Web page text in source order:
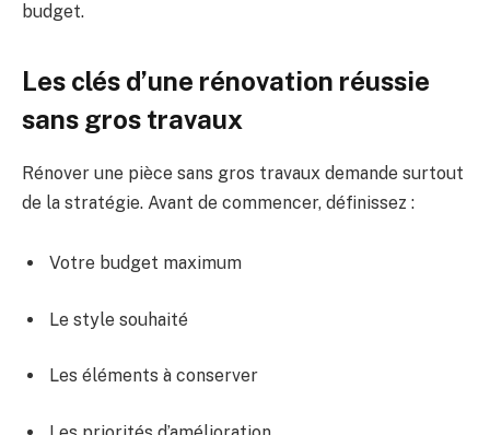
budget.
Les clés d’une rénovation réussie
sans gros travaux
Rénover une pièce sans gros travaux demande surtout
de la stratégie. Avant de commencer, définissez :
Votre budget maximum
Le style souhaité
Les éléments à conserver